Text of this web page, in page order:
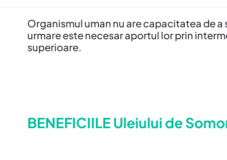
Organismul uman nu are capacitatea de
urmare este necesar aportul lor prin
superioare.
BENEFICIILE Uleiului de